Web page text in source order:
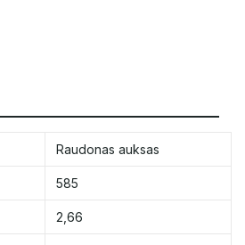
Raudonas auksas
585
2,66